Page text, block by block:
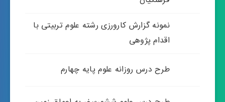
نمونه گزارش کارورزی رشته علوم تربیتی با
اقدام پژوهی
طرح درس روزانه علوم پایه چهارم